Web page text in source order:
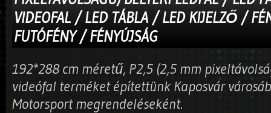
VIDEOFAL / LED TÁBLA / LED KIJELZŐ /
FUTÓFÉNY / FÉNYÚJSÁG
192*288 cm méretű, P2,5 (2,5 mm
videófal terméket építettünk Kaposvár
Motorsport megrendeléseként.